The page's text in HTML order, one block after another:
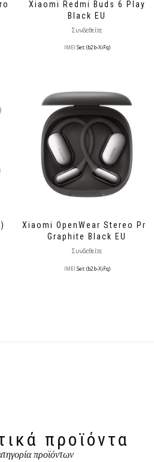
Xiaomi Redmi Buds 6 Play
Black EU
Συνδεθείτε
IMEI Set: (b2b-XiFq)
Xiaomi OpenWear Stereo Pro
Graphite Black EU
Συνδεθείτε
IMEI Set: (b2b-XiFq)
προϊόντα
προϊόντων